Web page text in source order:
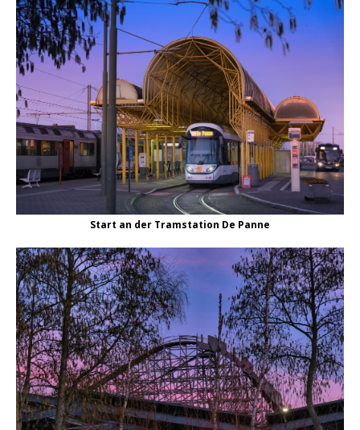
Start an der Tramstation De Panne